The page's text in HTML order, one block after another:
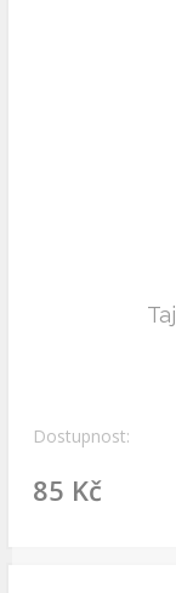
Dostupnost:
85 Kč